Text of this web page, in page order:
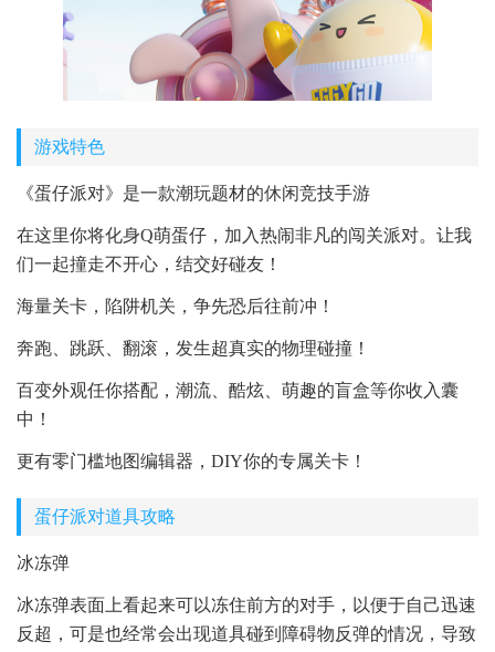
游戏特色
《蛋仔派对》是一款潮玩题材的休闲竞技手游
在这里你将化身Q萌蛋仔，加入热闹非凡的闯关派对。让我
们一起撞走不开心，结交好碰友！
海量关卡，陷阱机关，争先恐后往前冲！
奔跑、跳跃、翻滚，发生超真实的物理碰撞！
百变外观任你搭配，潮流、酷炫、萌趣的盲盒等你收入囊
中！
更有零门槛地图编辑器，DIY你的专属关卡！
蛋仔派对道具攻略
冰冻弹
冰冻弹表面上看起来可以冻住前方的对手，以便于自己迅速
反超，可是也经常会出现道具碰到障碍物反弹的情况，导致